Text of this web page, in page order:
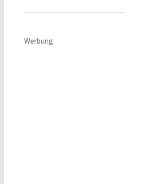
Werbung